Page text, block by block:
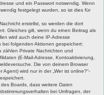
und ein Passwort notwendig. Wenn
festgelegt wurden, so ist dies für
erstellst, so werden die dort
Gleiches gilt, wenn du einen Beitrag als
wird auch deine IP-Adresse
bei folgenden Aktionen gespeichert:
Private Nachrichten und
(E-Mail-Adresse, Kontoaktivierung,
Die von deinem Browser
wird nur in der „Wer ist online?“-
Boards, dass weitere Daten
bei Umfragen, der